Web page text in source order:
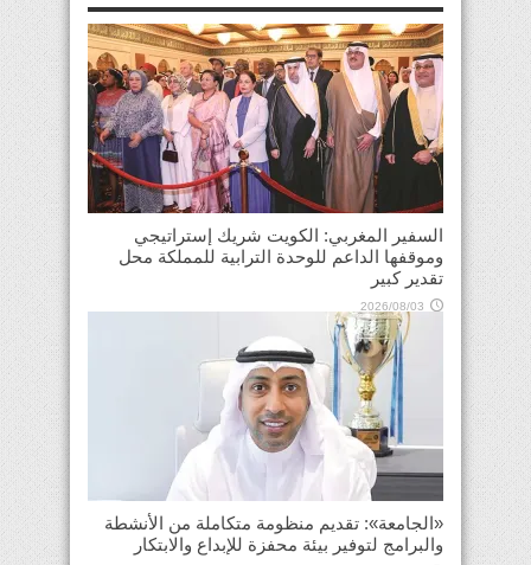
السفير المغربي: الكويت شريك إستراتيجي
وموقفها الداعم للوحدة الترابية للمملكة محل
تقدير كبير
2026/08/03
«الجامعة»: تقديم منظومة متكاملة من الأنشطة
والبرامج لتوفير بيئة محفزة للإبداع والابتكار